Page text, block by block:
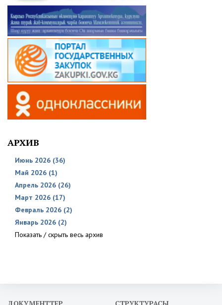
АРХИВ
Июнь 2026 (36)
Май 2026 (1)
Апрель 2026 (26)
Март 2026 (17)
Февраль 2026 (2)
Январь 2026 (2)
Показать / скрыть весь архив
ДОКУМЕНТТЕР СТРУКТУРАСЫ